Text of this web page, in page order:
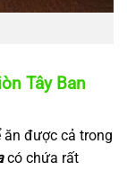
Tây Ban
được cả trong
có chứa rất